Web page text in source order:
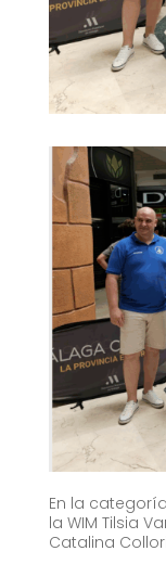
En la
la WIM Tilsia
Catalina